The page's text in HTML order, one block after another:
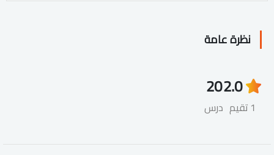
نظرة عامة
2.0
1 تقيم
20
درس